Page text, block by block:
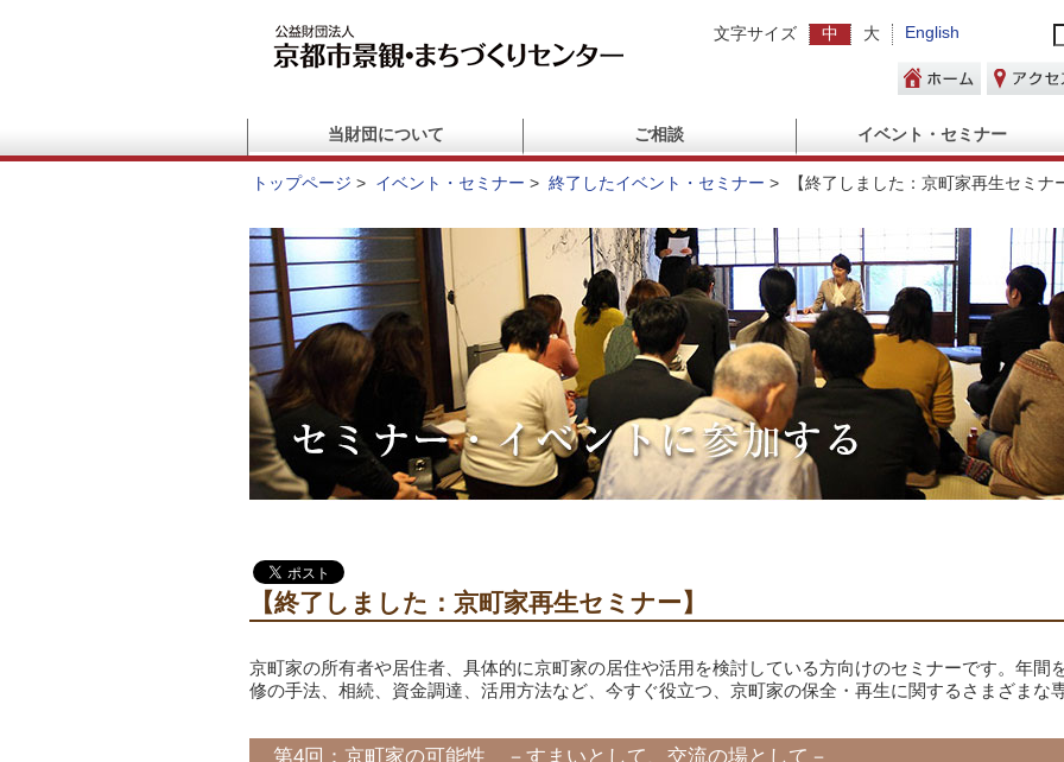
文字サイズ 中 大 English
当財団について ご相談 イベント・セミナー
トップページ > イベント・セミナー > 終了したイベント・セミナー >
【終了しました：京町家再生セミ
【終了しました：京町家再生セミナー】
京町家の所有者や居住者、具体的に京町家の居住や活用を検討している方向けのセミナーです。年間
修の手法、相続、資金調達、活用方法など、今すぐ役立つ、京町家の保全・再生に関するさまざまな
第4回：京町家の可能性 －すまいとして、交流の場として－